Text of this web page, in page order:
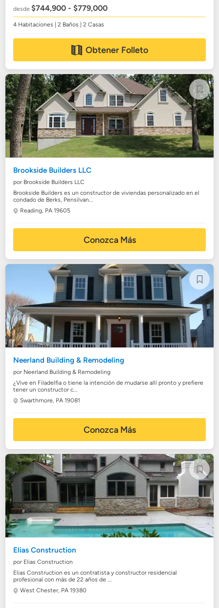
desde$744,900 - $779,000
4 Habitaciones | 2 Baños | 2 Casas
Obtener Folleto
Brookside Builders LLC
por Brookside Builders LLC
Brookside Builders es un constructor de viviendas personalizado en el
condado de Berks, Pensilvan...
Reading, PA 19605
Conozca Más
Neerland Building & Remodeling
por Neerland Building & Remodeling
¿Vive en Filadelfia o tiene la intención de mudarse allí pronto y prefiere
tener un constructor c...
Swarthmore, PA 19081
Conozca Más
Elias Construction
por Elias Construction
Elias Construction es un contratista y constructor residencial
profesional con más de 22 años de ...
West Chester, PA 19380